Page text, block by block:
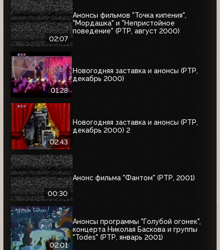
02:07
Анонсы фильмов "Точка кипения",
"Мордашка" и "Непристойное
поведение" (РТР, август 2000)
01:28
Новогодняя заставка и анонсы (РТР,
декабрь 2000)
02:43
Новогодняя заставка и анонсы (РТР,
декабрь 2000) 2
00:30
Анонс фильма "Фантом" (РТР, 2001)
02:01
Анонсы программы "Голубой огонек",
концерта Николая Баскова и группы
"Todes" (РТР, январь 2001)